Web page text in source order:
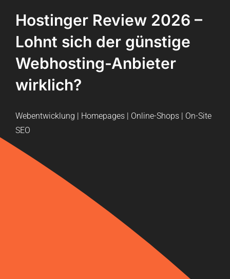
Hostinger Review 2026 –
Lohnt sich der günstige
Webhosting-Anbieter
wirklich?
Webentwicklung | Homepages | Online-Shops | On-Site
SEO